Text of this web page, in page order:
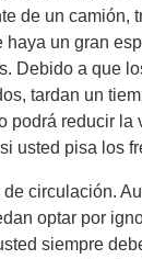
de un camión,
haya un gran
Debido a que
tardan un
podrá reducir la
usted pisa los
circulación.
optar por
siempre